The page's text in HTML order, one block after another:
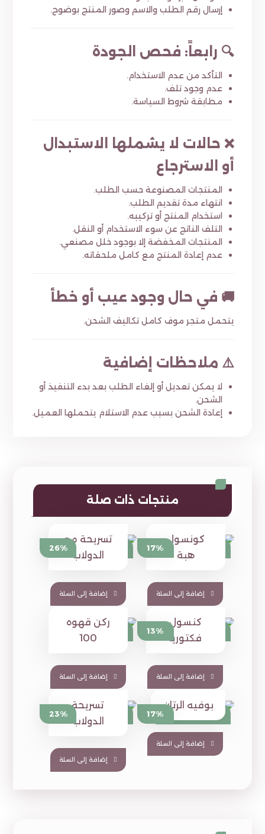
إرسال رقم الطلب والاسم وصور المنتج بوضوح.
🔍 رابعاً: فحص الجودة
التأكد من عدم الاستخدام.
عدم وجود تلف.
مطابقة شروط السياسة.
❌ حالات لا يشملها الاستبدال
أو الاسترجاع
المنتجات المصنوعة حسب الطلب.
انتهاء مدة تقديم الطلب.
استخدام المنتج أو تركيبه.
التلف الناتج عن سوء الاستخدام أو النقل.
المنتجات المخفضة إلا بوجود خلل مصنعي.
عدم إعادة المنتج مع كامل ملحقاته.
🚚 في حال وجود عيب أو خطأ
يتحمل متجر موف كامل تكاليف الشحن.
⚠️ ملاحظات إضافية
لا يمكن تعديل أو إلغاء الطلب بعد بدء التنفيذ أو
الشحن.
إعادة الشحن بسبب عدم الاستلام يتحملها العميل.
منتجات ذات صلة
كونسول
هبة
⃁ 1,190
17%
إضافة إلى السلة
تسريحة مع
الدولاب
⃁
⃁ 1,390
26%
إضافة إلى السلة
كنسول
فكتوريا
⃁ 1,390
13%
إضافة إلى السلة
ركن قهوه
100
⃁ 950
إضافة إلى السلة
بوفيه الرتان
⃁ 1,390
17%
إضافة إلى السلة
تسريحة
الدولاب
⃁
⃁ 1,449
23%
إضافة إلى السلة